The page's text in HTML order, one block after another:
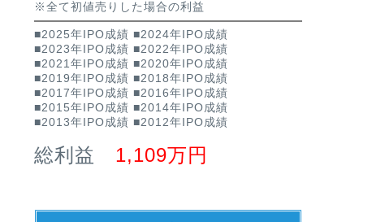
※全て初値売りした場合の利益
■2025年IPO成績 ■2024年IPO成績
■2023年IPO成績 ■2022年IPO成績
■2021年IPO成績 ■2020年IPO成績
■2019年IPO成績 ■2018年IPO成績
■2017年IPO成績 ■2016年IPO成績
■2015年IPO成績 ■2014年IPO成績
■2013年IPO成績 ■2012年IPO成績
総利益 1,109万円